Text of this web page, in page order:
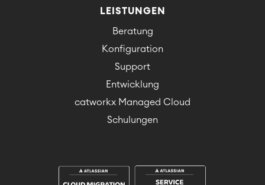
LEISTUNGEN
Beratung
Konfiguration
Support
Entwicklung
catworkx Managed Cloud
Schulungen